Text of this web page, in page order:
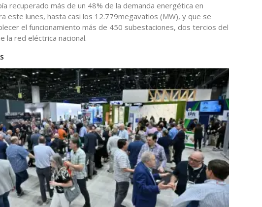
recuperado más de un 48% de la demanda energética en
este lunes, hasta casi los 12.779megavatios (MW), y que se
el funcionamiento más de 450 subestaciones, dos tercios del
la red eléctrica nacional.